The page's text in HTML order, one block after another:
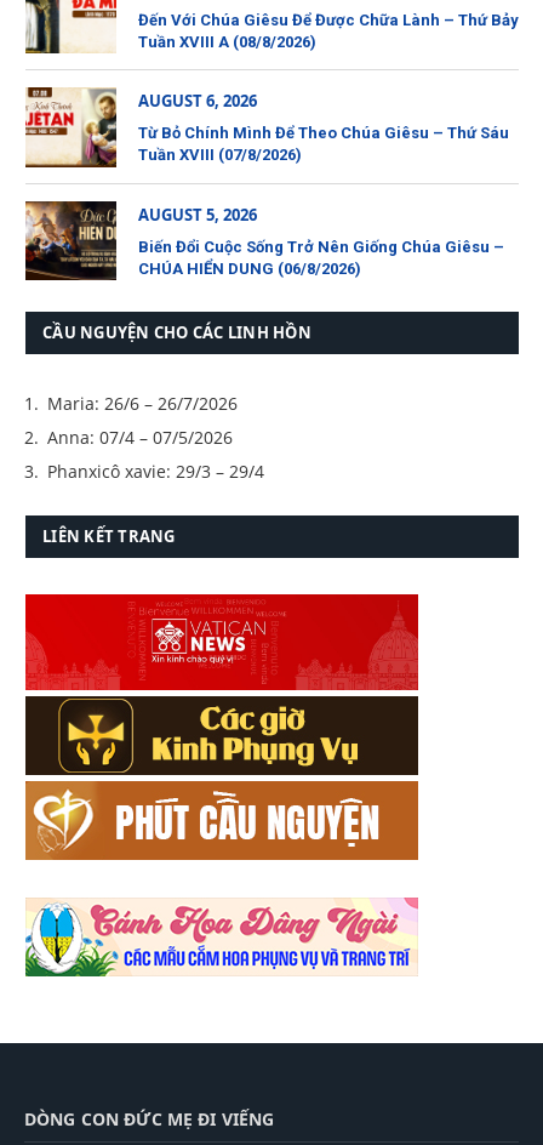
Đến Với Chúa Giêsu Để Được Chữa Lành – Thứ Bảy
Tuần XVIII A (08/8/2026)
AUGUST 6, 2026
Từ Bỏ Chính Mình Để Theo Chúa Giêsu – Thứ Sáu
Tuần XVIII (07/8/2026)
AUGUST 5, 2026
Biến Đổi Cuộc Sống Trở Nên Giống Chúa Giêsu –
CHÚA HIỂN DUNG (06/8/2026)
CẦU NGUYỆN CHO CÁC LINH HỒN
Maria: 26/6 – 26/7/2026
Anna: 07/4 – 07/5/2026
Phanxicô xavie: 29/3 – 29/4
LIÊN KẾT TRANG
DÒNG CON ĐỨC MẸ ĐI VIẾNG